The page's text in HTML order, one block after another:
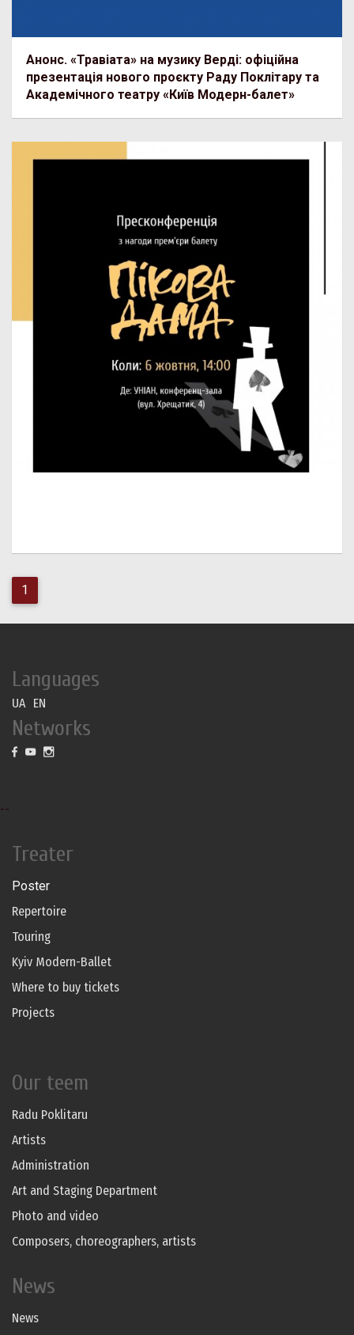
Анонс. «Травіата» на музику Верді: офіційна
презентація нового проєкту Раду Поклітару та
Академічного театру «Київ Модерн-балет»
1
Languages
UA EN
Networks
--
Treater
Poster
Repertoire
Touring
Kyiv Modern-Ballet
Where to buy tickets
Projects
Our teem
Radu Poklitaru
Artists
Administration
Art and Staging Department
Photo and video
Composers, choreographers, artists
News
News